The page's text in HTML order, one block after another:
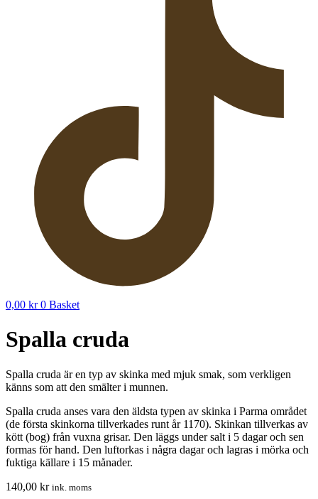
0,00 kr 0 Basket
Spalla cruda
Spalla cruda är en typ av skinka med mjuk smak, som verkligen
känns som att den smälter i munnen.
Spalla cruda anses vara den äldsta typen av skinka i Parma området
(de första skinkorna tillverkades runt år 1170). Skinkan tillverkas av
kött (bog) från vuxna grisar. Den läggs under salt i 5 dagar och sen
formas för hand. Den luftorkas i några dagar och lagras i mörka och
fuktiga källare i 15 månader.
140,00 kr ink. moms